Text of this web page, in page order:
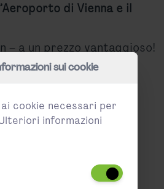
sui cookie
cookie necessari per
informazioni
di Vienna e il
a un prezzo vantaggioso!
confortevoli tra
CAT